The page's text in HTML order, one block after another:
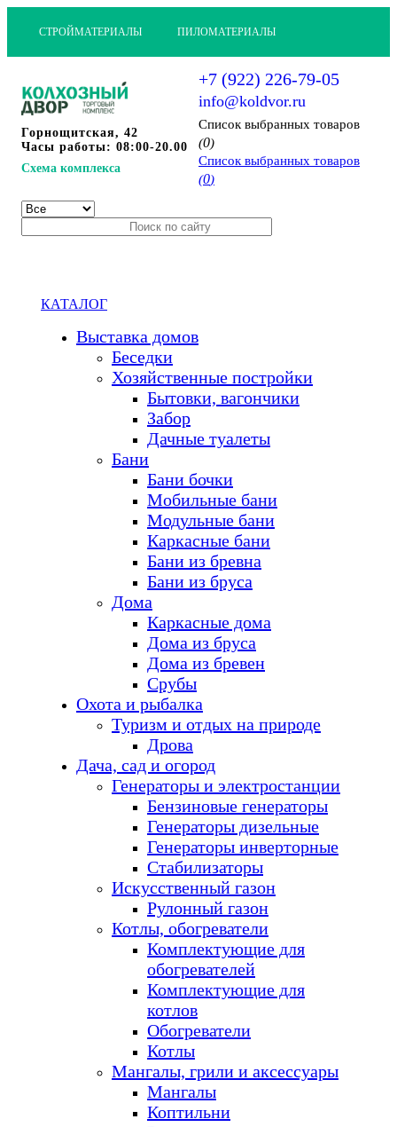
СТРОЙМАТЕРИАЛЫ ПИЛОМАТЕРИАЛЫ
Горнощитская, 42
Часы работы: 08:00-20.00
Схема комплекса
+7 (922) 226-79-05
info@koldvor.ru
Cписок выбранных товаров
(0)
Cписок выбранных товаров
(0)
КАТАЛОГ
Выставка домов
Беседки
Хозяйственные постройки
Бытовки, вагончики
Забор
Дачные туалеты
Бани
Бани бочки
Мобильные бани
Модульные бани
Каркасные бани
Бани из бревна
Бани из бруса
Дома
Каркасные дома
Дома из бруса
Дома из бревен
Срубы
Охота и рыбалка
Туризм и отдых на природе
Дрова
Дача, сад и огород
Генераторы и электростанции
Бензиновые генераторы
Генераторы дизельные
Генераторы инверторные
Стабилизаторы
Искусственный газон
Рулонный газон
Котлы, обогреватели
Комплектующие для
обогревателей
Комплектующие для
котлов
Обогреватели
Котлы
Мангалы, грили и аксессуары
Мангалы
Коптильни